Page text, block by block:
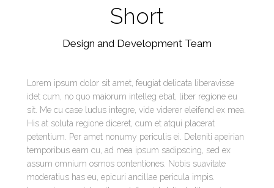
Short
Design and Development Team
Lorem ipsum dolor sit amet, feugiat delicata liberavisse
idet cum, no quo maiorum intelleg ebat, liber regione eu
sit. Me cu case ludus integre, vide viderer eleifend ex mea.
His at soluta regione diceret, cum et atqui placerat
petentium. Per amet nonumy periculis ei. Deleniti apeirian
temporibus eam cu, ad mea ipsum sadipscing, sed ex
assum omnium osmos contentiones. Nobis suavitate
moderatius has eu, epicuri ancillae pericula impis.